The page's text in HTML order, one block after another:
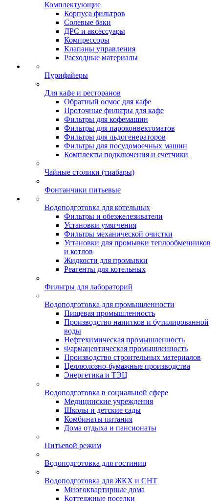
Комплектующие
Корпуса фильтров
Солевые баки
ДРС и аксессуары
Компрессоры
Клапаны управления
Расходные материалы
Пурифайеры
Для кафе и ресторанов
Обратный осмос для кафе
Проточные фильтры для кафе
Фильтры для кофемашин
Фильтры для пароконвектоматов
Фильтры для льдогенераторов
Фильтры для посудомоечных машин
Комплекты подключения и счетчики
Чайные столики (тиабары)
Фонтанчики питьевые
Водоподготовка для котельных
Фильтры и обезжелезиватели
Установки умягчения
Фильтры механической очистки
Установки для промывки теплообменников
и котлов
Жидкости для промывки
Реагенты для котельных
Фильтры для лабораторий
Водоподготовка для промышленности
Пищевая промышленность
Производство напитков и бутилированной
воды
Нефтехимическая промышленность
Фармацевтическая промышленность
Производство строительных материалов
Целлюлозно-бумажные производства
Энергетика и ТЭЦ
Водоподготовка в социальной сфере
Медицинские учреждения
Школы и детские сады
Комбинаты питания
Дома отдыха и пансионаты
Питьевой режим
Водоподготовка для гостиниц
Водоподготовка для ЖКХ и СНТ
Многоквартирные дома
Коттеджные поселки